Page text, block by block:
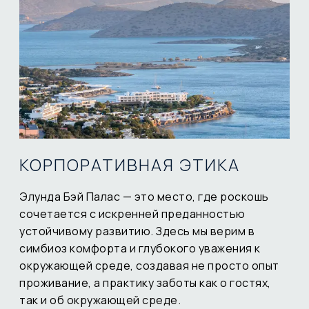
КОРПОРАТИВНАЯ ЭТИКА
Элунда Бэй Палас — это место, где роскошь
сочетается с искренней преданностью
устойчивому развитию. Здесь мы верим в
симбиоз комфорта и глубокого уважения к
окружающей среде, создавая не просто опыт
проживание, а практику заботы как о гостях,
так и об окружающей среде.